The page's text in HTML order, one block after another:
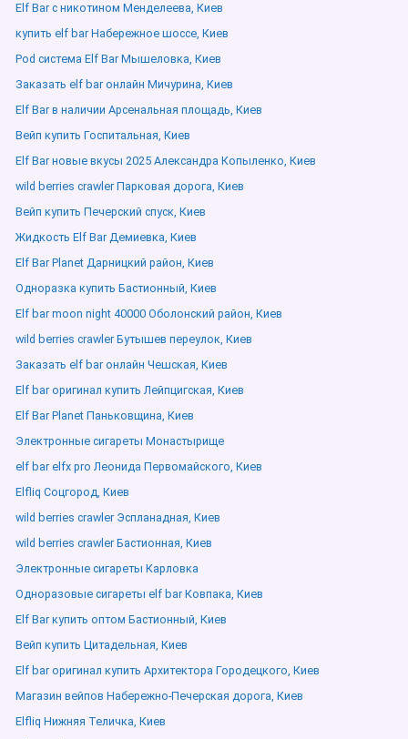
Elf Bar с никотином Менделеева, Киев
купить elf bar Набережное шоссе, Киев
Pod система Elf Bar Мышеловка, Киев
Заказать elf bar онлайн Мичурина, Киев
Elf Bar в наличии Арсенальная площадь, Киев
Вейп купить Госпитальная, Киев
Elf Bar новые вкусы 2025 Александра Копыленко, Киев
wild berries crawler Парковая дорога, Киев
Вейп купить Печерский спуск, Киев
Жидкость Elf Bar Демиевка, Киев
Elf Bar Planet Дарницкий район, Киев
Одноразка купить Бастионный, Киев
Elf bar moon night 40000 Оболонский район, Киев
wild berries crawler Бутышев переулок, Киев
Заказать elf bar онлайн Чешская, Киев
Elf bar оригинал купить Лейпцигская, Киев
Elf Bar Planet Паньковщина, Киев
Электронные сигареты Монастырище
elf bar elfx pro Леонида Первомайского, Киев
Elfliq Соцгород, Киев
wild berries crawler Эспланадная, Киев
wild berries crawler Бастионная, Киев
Электронные сигареты Карловка
Одноразовые сигареты elf bar Ковпака, Киев
Elf Bar купить оптом Бастионный, Киев
Вейп купить Цитадельная, Киев
Elf bar оригинал купить Архитектора Городецкого, Киев
Магазин вейпов Набережно-Печерская дорога, Киев
Elfliq Нижняя Теличка, Киев